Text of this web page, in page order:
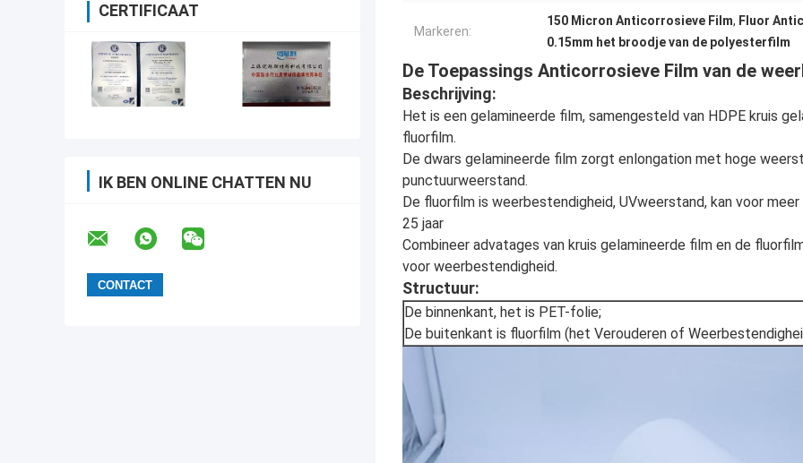
CERTIFICAAT
IK BEN ONLINE CHATTEN NU
Markeren:
150 Micron Anticorrosieve Film, Fluor
0.15mm het broodje van de polyesterfilm
De Toepassings Anticorrosieve Film van de
Beschrijving:
Het is een gelamineerde film, samengesteld van HDPE kruis
fluorfilm.
De dwars gelamineerde film zorgt enlongation met hoge
punctuurweerstand.
De fluorfilm is weerbestendigheid, UVweerstand, kan voor
25 jaar
Combineer advatages van kruis gelamineerde film en de
voor weerbestendigheid.
Structuur:
De binnenkant, het is PET-folie;
De buitenkant is fluorfilm (het Verouderen of